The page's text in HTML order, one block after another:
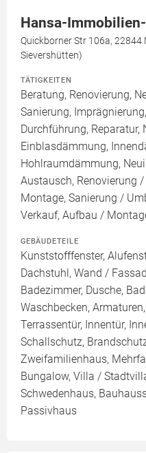
Hansa-
Quickborner Str 106a,
Sievershütten)
TÄTIGKEITEN
Beratung, Renovierung,
Sanierung,
Durchführung, Reparatur,
Einblasdämmung,
Hohlraumdämmung,
Austausch, Renovierung
Montage, Sanierung /
Verkauf, Aufbau /
GEBÄUDETEILE
Kunststofffenster,
Dachstuhl, Wand /
Badezimmer, Dusche,
Waschbecken,
Terrassentür, Innentür,
Schallschutz,
Zweifamilienhaus,
Bungalow, Villa /
Schwedenhaus,
Passivhaus